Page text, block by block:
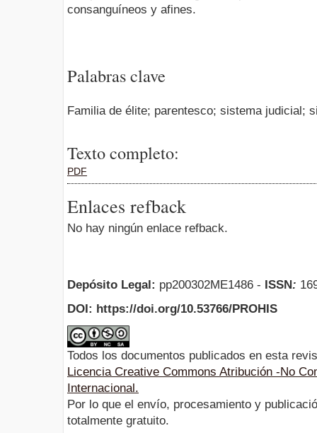
consanguíneos y afines.
Palabras clave
Familia de élite; parentesco; sistema judicial;
Texto completo:
PDF
Enlaces refback
No hay ningún enlace refback.
Depósito Legal: pp200302ME1486 - ISSN:
DOI: https://doi.org/10.53766/PROHIS
Todos los documentos publicados en esta
Licencia Creative Commons Atribución -No
Internacional.
Por lo que el envío, procesamiento y
totalmente gratuito.